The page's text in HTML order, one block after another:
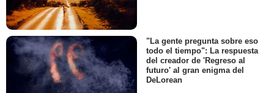
"La gente pregunta sobre eso
todo el tiempo": La respuesta
del creador de 'Regreso al
futuro' al gran enigma del
DeLorean